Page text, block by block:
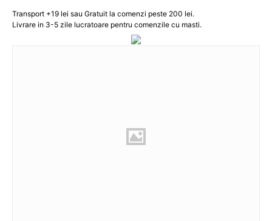
Transport +19 lei sau Gratuit la comenzi peste 200 lei.
Livrare in 3-5 zile lucratoare pentru comenzile cu masti.